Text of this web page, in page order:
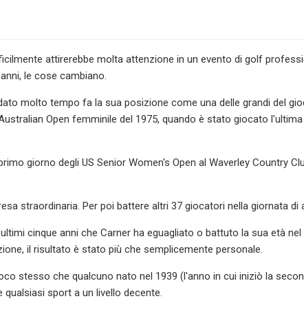
attirerebbe molta attenzione in un evento di golf
le cose cambiano.
molto tempo fa la sua posizione come una delle grandi del
Open femminile del 1975, quando è stato giocato
giorno degli US Senior Women's Open al Waverley Country
straordinaria. Per poi battere altri 37 giocatori nella giornata di
cinque anni che Carner ha eguagliato o battuto la sua età
il risultato è stato più che semplicemente personale.
stesso che qualcuno nato nel 1939 (l'anno in cui iniziò la
sport a un livello decente.